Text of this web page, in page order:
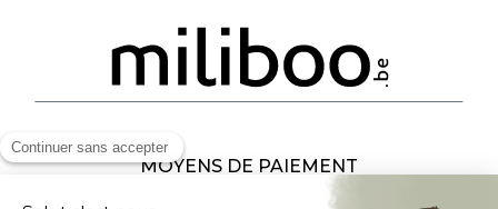
MOYENS DE PAIEMENT